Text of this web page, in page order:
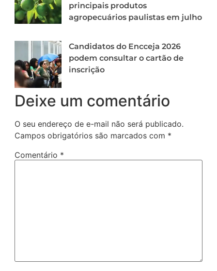
principais produtos
agropecuários paulistas em julho
Candidatos do Encceja 2026
podem consultar o cartão de
inscrição
Deixe um comentário
O seu endereço de e-mail não será publicado.
Campos obrigatórios são marcados com *
Comentário *